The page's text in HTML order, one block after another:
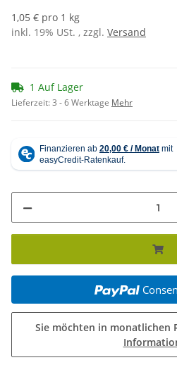
1,05 € pro 1 kg
inkl. 19% USt. , zzgl. Versand
1 Auf Lager
Lieferzeit:3 - 6 Werktage Mehr
Sie möchten in monatlichen